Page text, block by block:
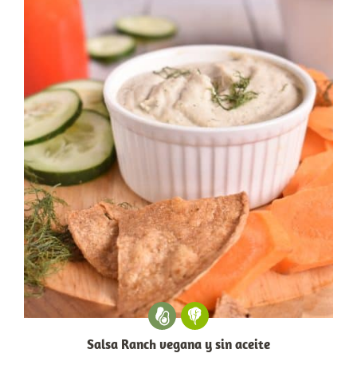
Salsa Ranch vegana y sin aceite